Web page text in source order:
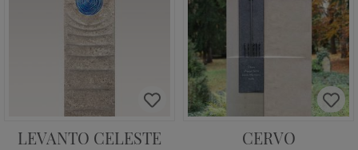
LEVANTO CELESTE CERVO